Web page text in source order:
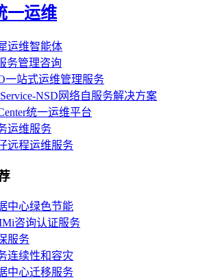
一运维
运维智能体
务管理咨询
一站式运维管理服务
NSD网络自服务解决方案
统一运维平台
运维服务
远程运维服务
中心绿色节能
咨询认证服务
服务
连续性和容灾
中心迁移服务